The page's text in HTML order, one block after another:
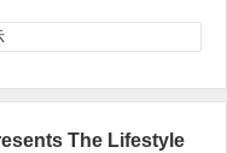
The Lifestyle